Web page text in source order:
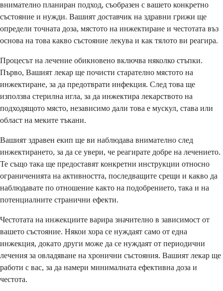
внимателно планиран подход, съобразен с вашето конкретно
състояние и нужди. Вашият доставчик на здравни грижи ще
определи точната доза, мястото на инжектиране и честотата въз
основа на това какво състояние лекува и как тялото ви реагира.
Процесът на лечение обикновено включва няколко стъпки.
Първо, Вашият лекар ще почисти старателно мястото на
инжектиране, за да предотврати инфекция. След това ще
използва стерилна игла, за да инжектира лекарството на
подходящото място, независимо дали това е мускул, става или
област на меките тъкани.
Вашият здравен екип ще ви наблюдава внимателно след
инжектирането, за да се увери, че реагирате добре на лечението.
Те също така ще предоставят конкретни инструкции относно
ограниченията на активността, последващите срещи и какво да
наблюдавате по отношение както на подобрението, така и на
потенциалните странични ефекти.
Честотата на инжекциите варира значително в зависимост от
вашето състояние. Някои хора се нуждаят само от една
инжекция, докато други може да се нуждаят от периодични
лечения за овладяване на хронични състояния. Вашият лекар ще
работи с вас, за да намери минималната ефективна доза и
честота.